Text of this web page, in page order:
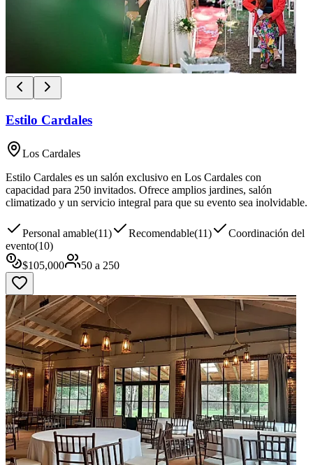
Estilo Cardales
Los Cardales
Estilo Cardales es un salón exclusivo en Los Cardales con
capacidad para 250 invitados. Ofrece amplios jardines, salón
climatizado y un servicio integral para que su evento sea inolvidable.
Personal amable(11) Recomendable(11)
Coordinación del
evento(10)
$105,000 50 a 250